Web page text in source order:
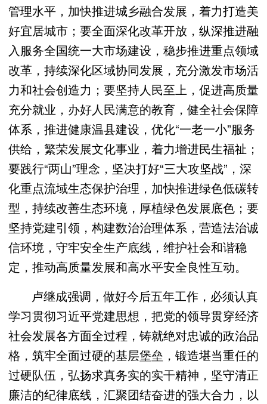
管理水平，加快推进城乡融合发展，着力打造美
好宜居城市；要全面深化改革开放，纵深推进融
入服务全国统一大市场建设，稳步推进重点领域
改革，持续深化区域协同发展，充分激发市场活
力和社会创造力；要坚持人民至上，促进高质量
充分就业，办好人民满意的教育，健全社会保障
体系，推进健康温县建设，优化“一老一小”服务
供给，繁荣发展文化事业，着力增进民生福祉；
要践行“两山”理念，坚决打好“三大攻坚战”，深
化重点流域生态保护治理，加快推进绿色低碳转
型，持续改善生态环境，厚植绿色发展底色；要
坚持党建引领，构建数治治理体系，营造法治诚
信环境，守牢安全生产底线，维护社会和谐稳
定，推动高质量发展和高水平安全良性互动。
卢继成强调，做好今后五年工作，必须认真
学习贯彻习近平党建思想，把党的领导贯穿经济
社会发展各方面全过程，铸就绝对忠诚的政治品
格，筑牢全面过硬的基层堡垒，锻造堪当重任的
过硬队伍，弘扬求真务实的实干精神，坚守清正
廉洁的纪律底线，汇聚团结奋进的强大合力，以